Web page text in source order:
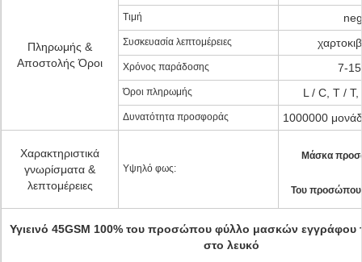
Πληρωμής &
Αποστολής Όροι
Τιμή
Συσκευασία λεπτομέρειες
Χρόνος παράδοσης 7-
Όροι πληρωμής L / C, T /
Δυνατότητα προσφοράς 1000000
Χαρακτηριστικά
γνωρίσματα &
λεπτομέρειες
Υψηλό φως:
Μάσκα
Του
Υγιεινό 45GSM 100% του προσώπου φύλλο μασκών εγγράφου
στο λευκό